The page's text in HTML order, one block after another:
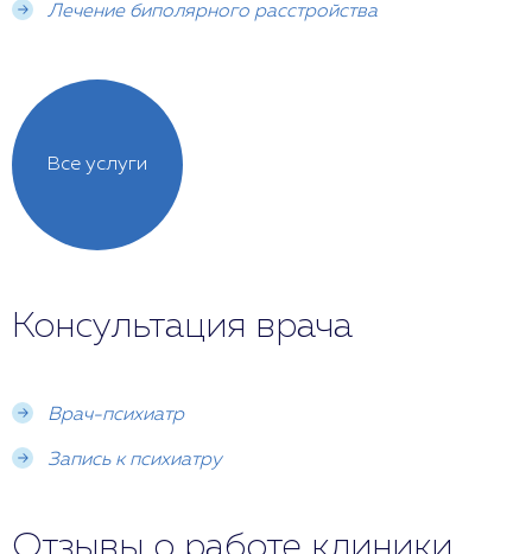
Лечение биполярного расстройства
Все услуги
Консультация врача
Врач-психиатр
Запись к психиатру